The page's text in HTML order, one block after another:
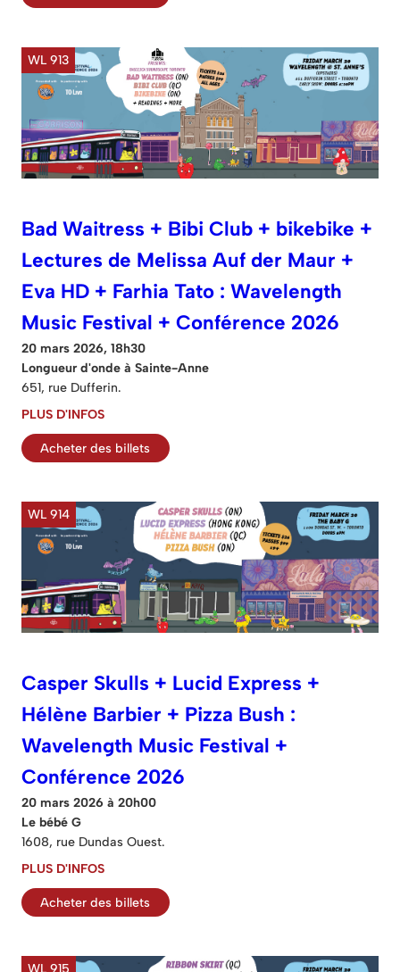
WL 913
Bad Waitress + Bibi Club + bikebike +
Lectures de Melissa Auf der Maur +
Eva HD + Farhia Tato : Wavelength
Music Festival + Conférence 2026
20 mars 2026, 18h30
Longueur d'onde à Sainte-Anne
651, rue Dufferin.
PLUS D'INFOS
Acheter des billets
WL 914
Casper Skulls + Lucid Express +
Hélène Barbier + Pizza Bush :
Wavelength Music Festival +
Conférence 2026
20 mars 2026 à 20h00
Le bébé G
1608, rue Dundas Ouest.
PLUS D'INFOS
Acheter des billets
WL 915